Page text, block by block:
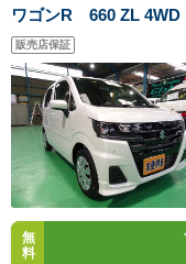
ワゴンR 660 ZL
販売店保証
無
料